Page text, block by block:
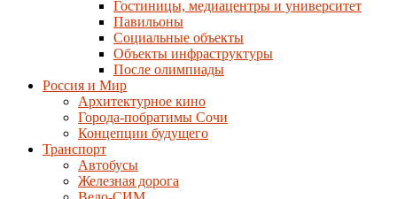
Гостиницы, медиацентры и университет
Павильоны
Социальные объекты
Объекты инфраструктуры
После олимпиады
Россия и Мир
Архитектурное кино
Города-побратимы Сочи
Концепции будущего
Транспорт
Автобусы
Железная дорога